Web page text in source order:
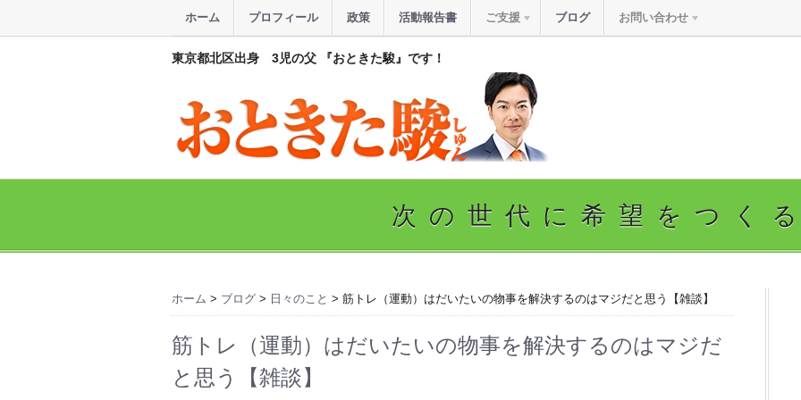
東京都北区出身 3児の父 『おときた駿』です！
ホーム プロフィール 政策 活動報告書 ご支援 ブログ お問い合わせ
次の世代に希望をつく
ホーム > ブログ > 日々のこと > 筋トレ（運動）はだいたいの物事を解決するのはマジだと思う【雑談】
筋トレ（運動）はだいたいの物事を解決するのはマジだ
と思う【雑談】